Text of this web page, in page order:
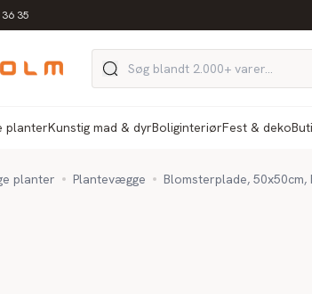
35
planterKunstig mad & dyrBoliginteriørFest & deko
planter Plantevægge Blomsterplade,